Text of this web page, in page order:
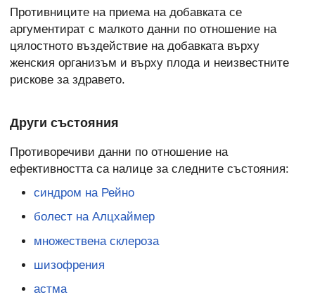
Противниците на приема на добавката се
аргументират с малкото данни по отношение на
цялостното въздействие на добавката върху
женския организъм и върху плода и неизвестните
рискове за здравето.
Други състояния
Противоречиви данни по отношение на
ефективността са налице за следните състояния:
синдром на Рейно
болест на Алцхаймер
множествена склероза
шизофрения
астма